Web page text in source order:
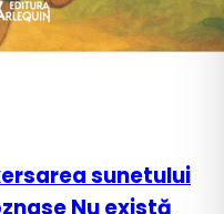
sunetului
Nu există